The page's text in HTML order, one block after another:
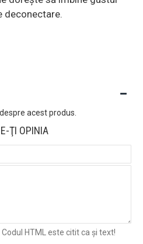
deconectare.
acest produs.
ŢI OPINIA
Codul HTML este citit ca şi text!